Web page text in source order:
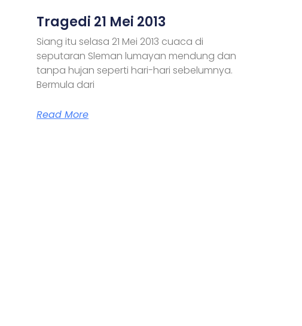
Tragedi 21 Mei 2013
Siang itu selasa 21 Mei 2013 cuaca di
seputaran Sleman lumayan mendung dan
tanpa hujan seperti hari-hari sebelumnya.
Bermula dari
Read More